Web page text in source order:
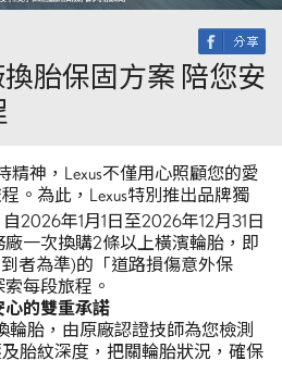
換胎保固方案 陪您安
精神，Lexus不僅用心照顧您的愛
。為此，Lexus特別推出品牌獨
自2026年1月1日至2026年12月31日
廠一次換購2條以上橫濱輪胎，即
者為準)的「道路損傷意外保
索每段旅程。
心的雙重承諾
輪胎，由原廠認證技師為您檢測
胎紋深度，把關輪胎狀況，確保